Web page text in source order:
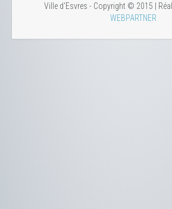
Ville d'Esvres - Copyright © 2015 |
WEBPARTNER